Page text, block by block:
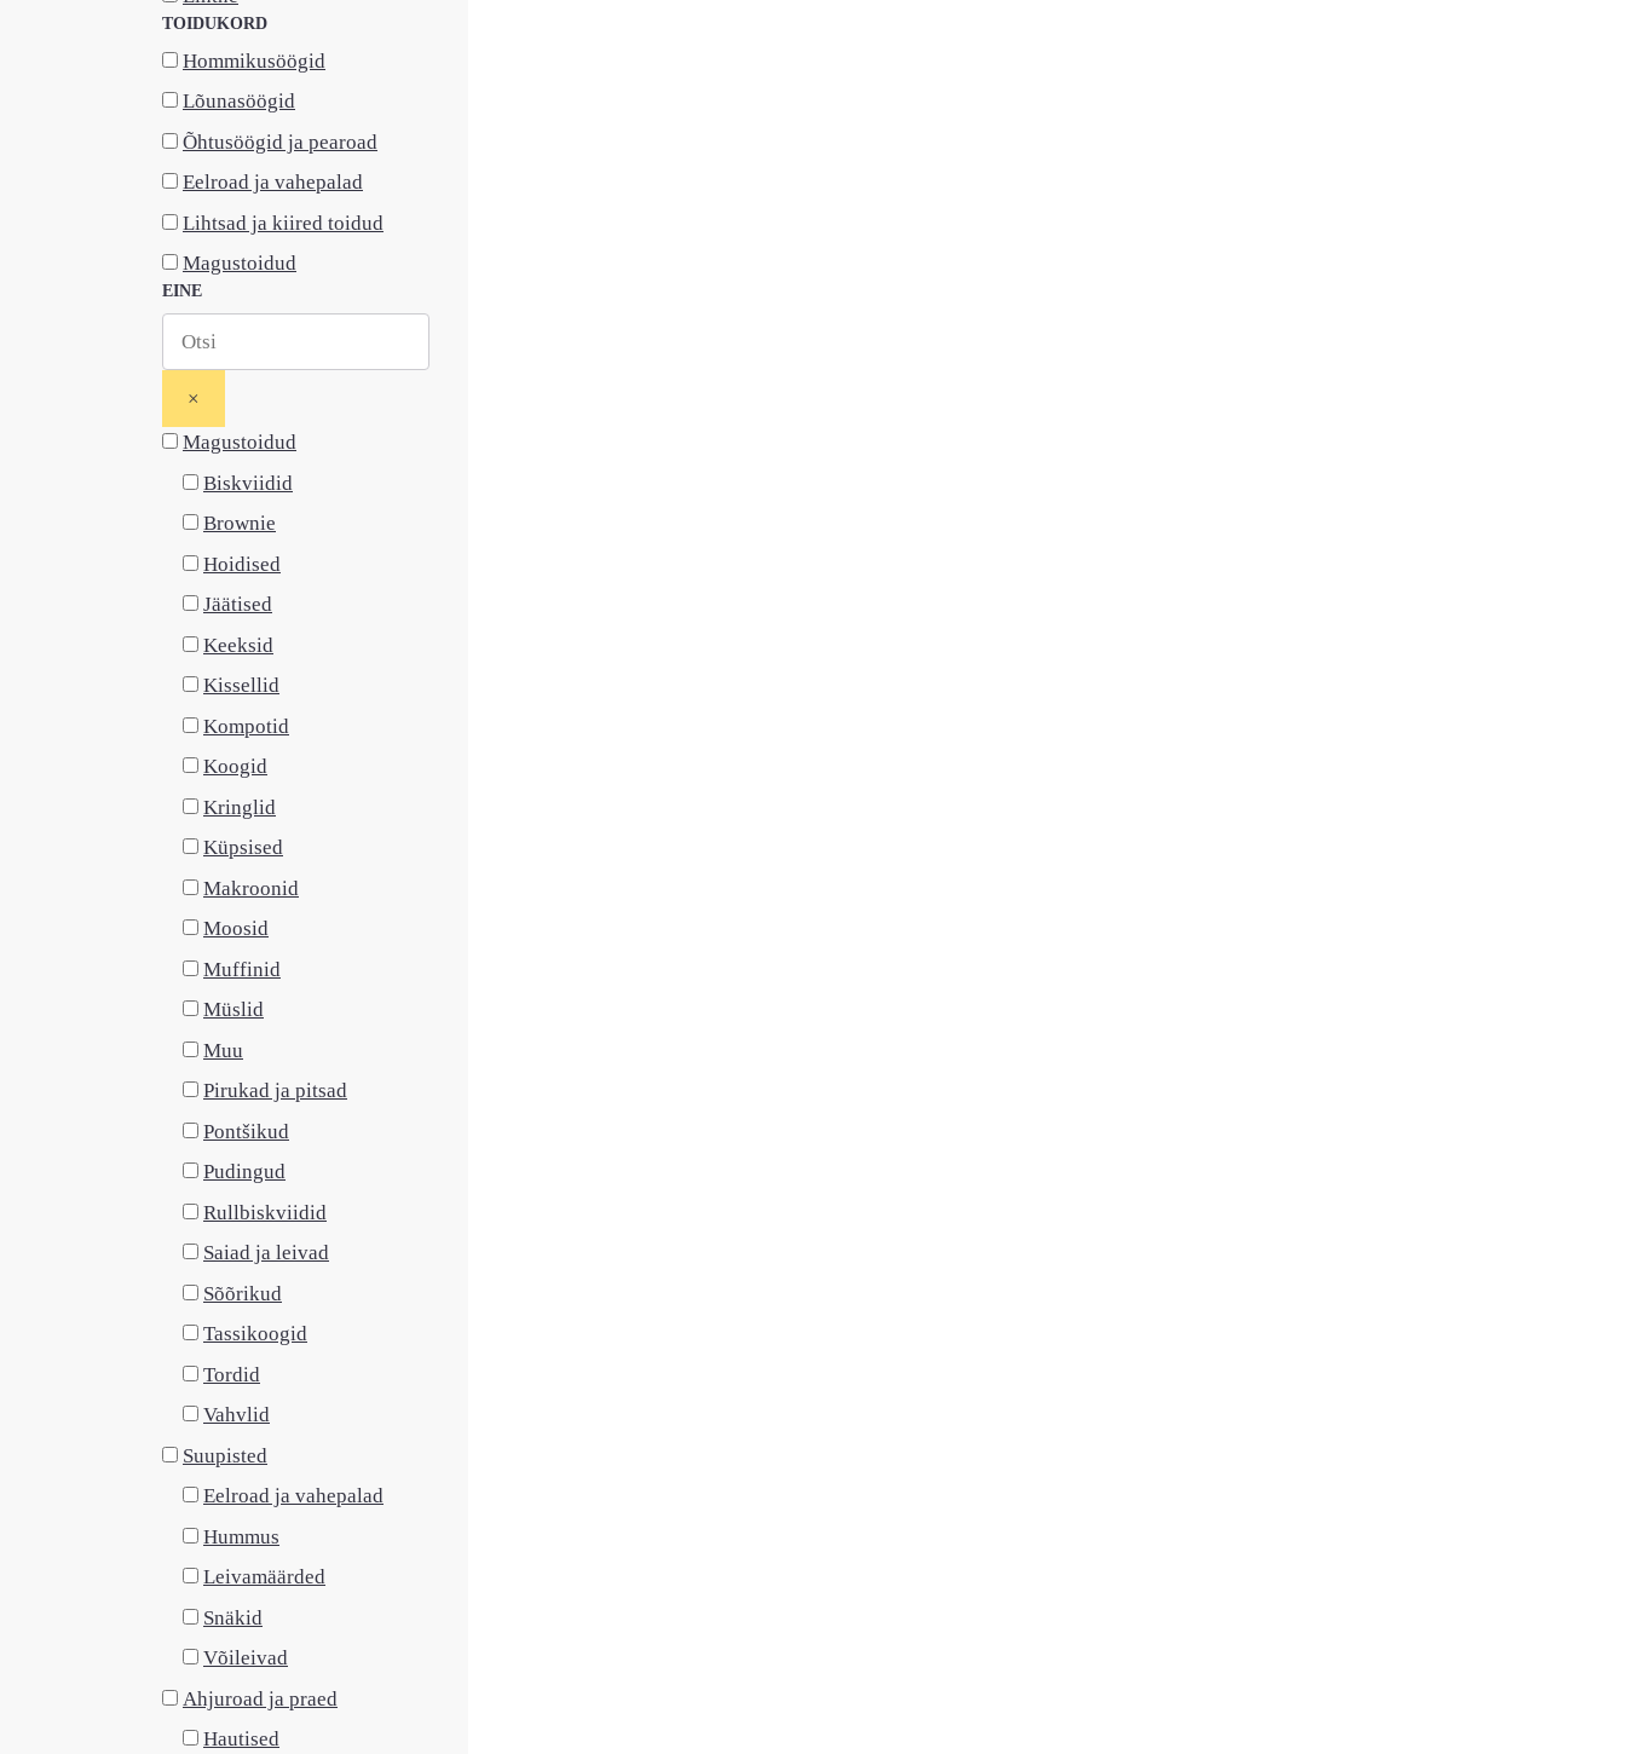
TOIDUKORD
Hommikusöögid
Lõunasöögid
Õhtusöögid ja pearoad
Eelroad ja vahepalad
Lihtsad ja kiired toidud
Magustoidud
EINE
×
Magustoidud
Biskviidid
Brownie
Hoidised
Jäätised
Keeksid
Kissellid
Kompotid
Koogid
Kringlid
Küpsised
Makroonid
Moosid
Muffinid
Müslid
Muu
Pirukad ja pitsad
Pontšikud
Pudingud
Rullbiskviidid
Saiad ja leivad
Sõõrikud
Tassikoogid
Tordid
Vahvlid
Suupisted
Eelroad ja vahepalad
Hummus
Leivamäärded
Snäkid
Võileivad
Ahjuroad ja praed
Hautised